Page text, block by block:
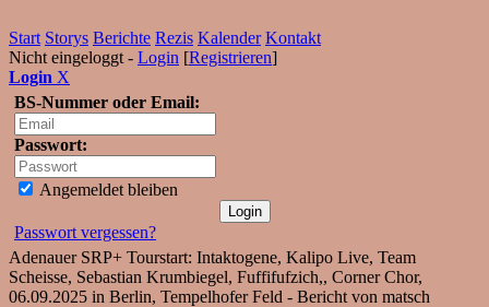
Start Storys Berichte Rezis Kalender Kontakt
Nicht eingeloggt - Login [Registrieren]
Login X
BS-Nummer oder Email:
Passwort:
Angemeldet bleiben
Passwort vergessen?
Adenauer SRP+ Tourstart: Intaktogene, Kalipo Live, Team
Scheisse, Sebastian Krumbiegel, Fuffifufzich,, Corner Chor,
06.09.2025 in Berlin, Tempelhofer Feld - Bericht von matsch